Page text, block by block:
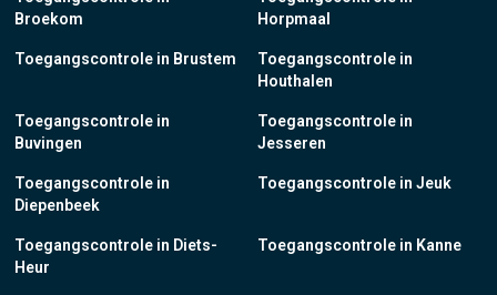
Broekom
Toegangscontrole in Brustem
Toegangscontrole in
Buvingen
Toegangscontrole in
Diepenbeek
Toegangscontrole in Diets-
Heur
Horpmaal
Toegangscontrole in
Houthalen
Toegangscontrole in
Jesseren
Toegangscontrole in Jeuk
Toegangscontrole in Kanne